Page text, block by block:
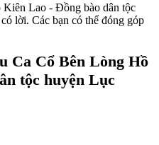
Lao - Đồng bào dân tộc
lời. Các bạn có thể đóng góp
Ca Cổ Bên Lòng Hồ
tộc huyện Lục